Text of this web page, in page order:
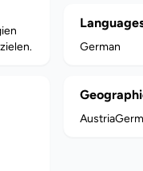
German
Austria